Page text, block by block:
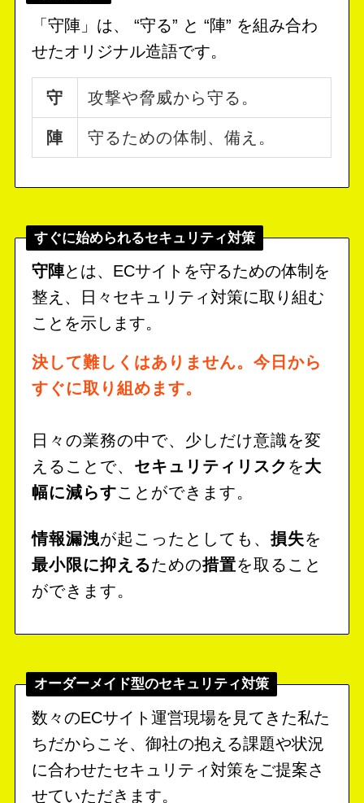
「守陣」は、 “守る” と “陣” を組み合わ
せたオリジナル造語です。
守 攻撃や脅威から守る。
陣 守るための体制、備え。
すぐに始められるセキュリティ対策
守陣とは、ECサイトを守るための体制を
整え、日々セキュリティ対策に取り組む
ことを示します。
決して難しくはありません。今日から
すぐに取り組めます。
日々の業務の中で、少しだけ意識を変
えることで、 セキュリティリスク を大
幅に減らすことができます。
情報漏洩が起こったとしても、損失を
最小限に抑えるための措置を取ること
ができます。
オーダーメイド型のセキュリティ対策
数々のECサイト運営現場を見てきた私た
ちだからこそ、御社の抱える課題や状況
に合わせたセキュリティ対策をご提案さ
せていただきます。